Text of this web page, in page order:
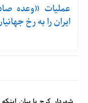
ایران را به رخ